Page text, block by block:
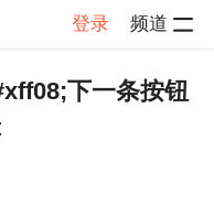
登录 频道
下一条按钮